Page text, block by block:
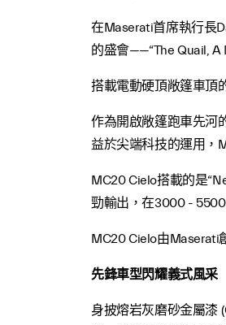
在Maserati首席執行長
的盛會——“The Quail, A
搭載電動硬頂敞篷車頂
作為開啟敞篷跑車先河
益於尖端科技的運用，
MC20 Cielo搭載的是
勁輸出，在3000 -
MC20 Cielo由Maserati
先鋒車型閃耀義式風采
身披熔岩灰磨砂金屬漆